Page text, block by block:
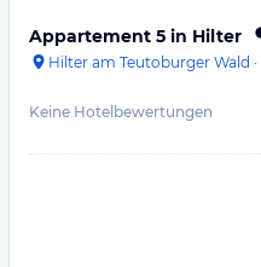
Appartement 5 in Hilter
Hilter am Teutoburger Wald ·
Keine Hotelbewertungen